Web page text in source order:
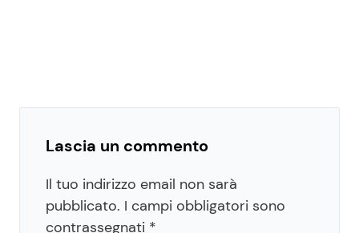
Lascia un commento
Il tuo indirizzo email non sarà
pubblicato. I campi obbligatori sono
contrassegnati *